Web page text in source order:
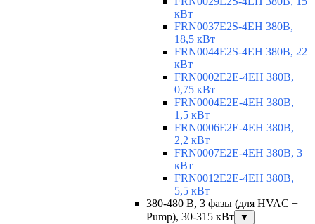
кВт
FRN0037E2S-4EH 380В,
18,5 кВт
FRN0044E2S-4EH 380В, 22
кВт
FRN0002E2E-4EH 380В,
0,75 кВт
FRN0004E2E-4EH 380В,
1,5 кВт
FRN0006E2E-4EH 380В,
2,2 кВт
FRN0007E2E-4EH 380В, 3
кВт
FRN0012E2E-4EH 380В,
5,5 кВт
380-480 В, 3 фазы (для HVAC +
Pump), 30-315 кВт
▼